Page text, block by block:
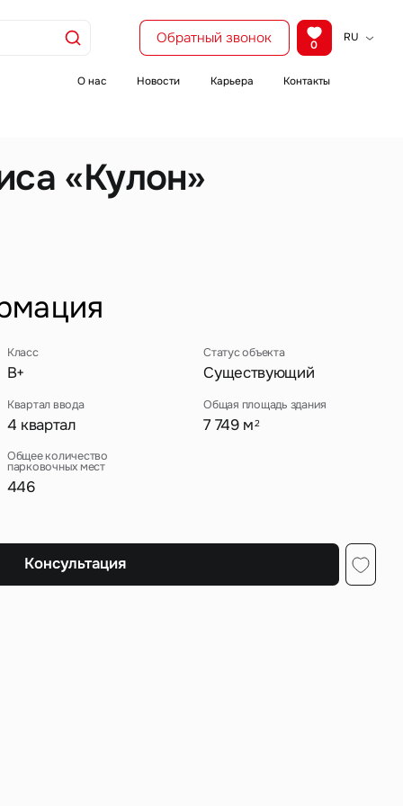
Обратный звонок 0
RU
О нас Новости Карьера Контакты
«Кулон»
Класс
B+
Статус объекта
Существующий
Квартал ввода
4 квартал
Общая площадь здания
7 749 м2
Общее количество
парковочных мест
446
Консультация